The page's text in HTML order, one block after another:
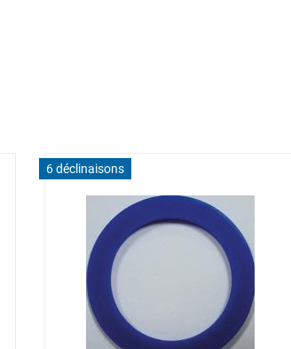
6 déclinaisons